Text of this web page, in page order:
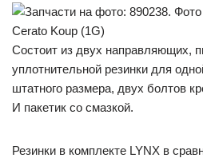
Cостоит из двух направляющих,
уплотнительной резинки для
штатного размера, двух болтов
И пакетик со смазкой.
Резинки в комплекте LYNX в